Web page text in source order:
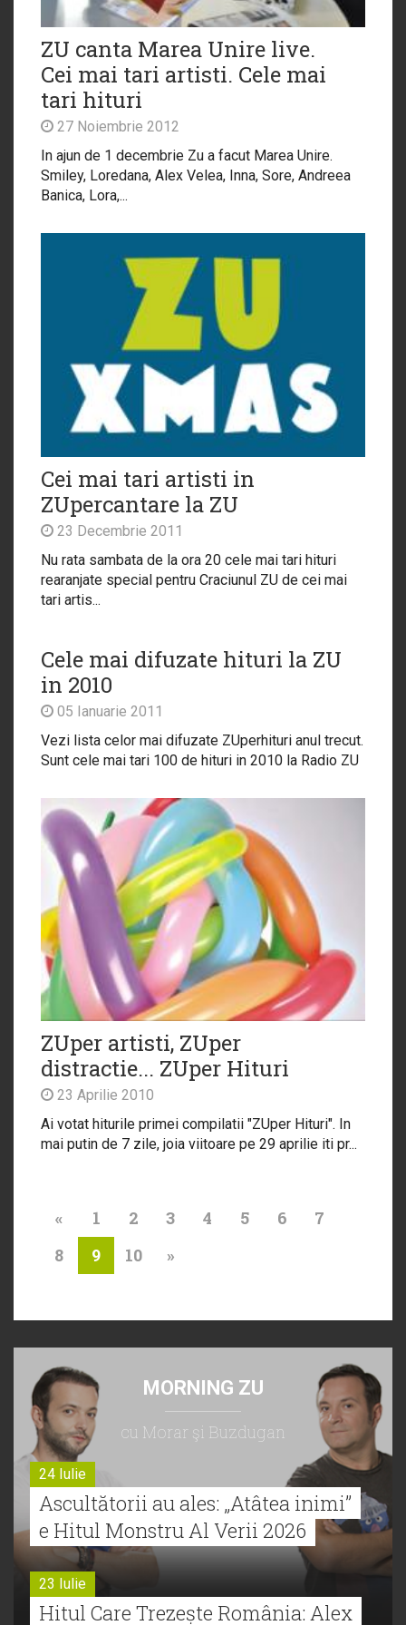
ZU canta Marea Unire live.
Cei mai tari artisti. Cele mai
tari hituri
27 Noiembrie 2012
In ajun de 1 decembrie Zu a facut Marea Unire.
Smiley, Loredana, Alex Velea, Inna, Sore, Andreea
Banica, Lora,...
Cei mai tari artisti in
ZUpercantare la ZU
23 Decembrie 2011
Nu rata sambata de la ora 20 cele mai tari hituri
rearanjate special pentru Craciunul ZU de cei mai
tari artis...
Cele mai difuzate hituri la ZU
in 2010
05 Ianuarie 2011
Vezi lista celor mai difuzate ZUperhituri anul trecut.
Sunt cele mai tari 100 de hituri in 2010 la Radio ZU
ZUper artisti, ZUper
distractie... ZUper Hituri
23 Aprilie 2010
Ai votat hiturile primei compilatii "ZUper Hituri". In
mai putin de 7 zile, joia viitoare pe 29 aprilie iti pr...
« 1 2 3 4 5 6
7
8
9 10 »
MORNING ZU
cu Morar şi Buzdugan
24 Iulie
Ascultătorii au ales: „Atâtea inimi”
e Hitul Monstru Al Verii 2026
23 Iulie
Hitul Care Trezește România: Alex